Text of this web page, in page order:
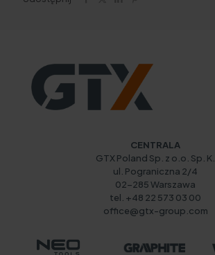
CENTRALA
GTX Poland Sp. z o.o. Sp. K.
ul. Pograniczna 2/4
02-285 Warszawa
tel. +48 22 573 03 00
office@gtx-group.com